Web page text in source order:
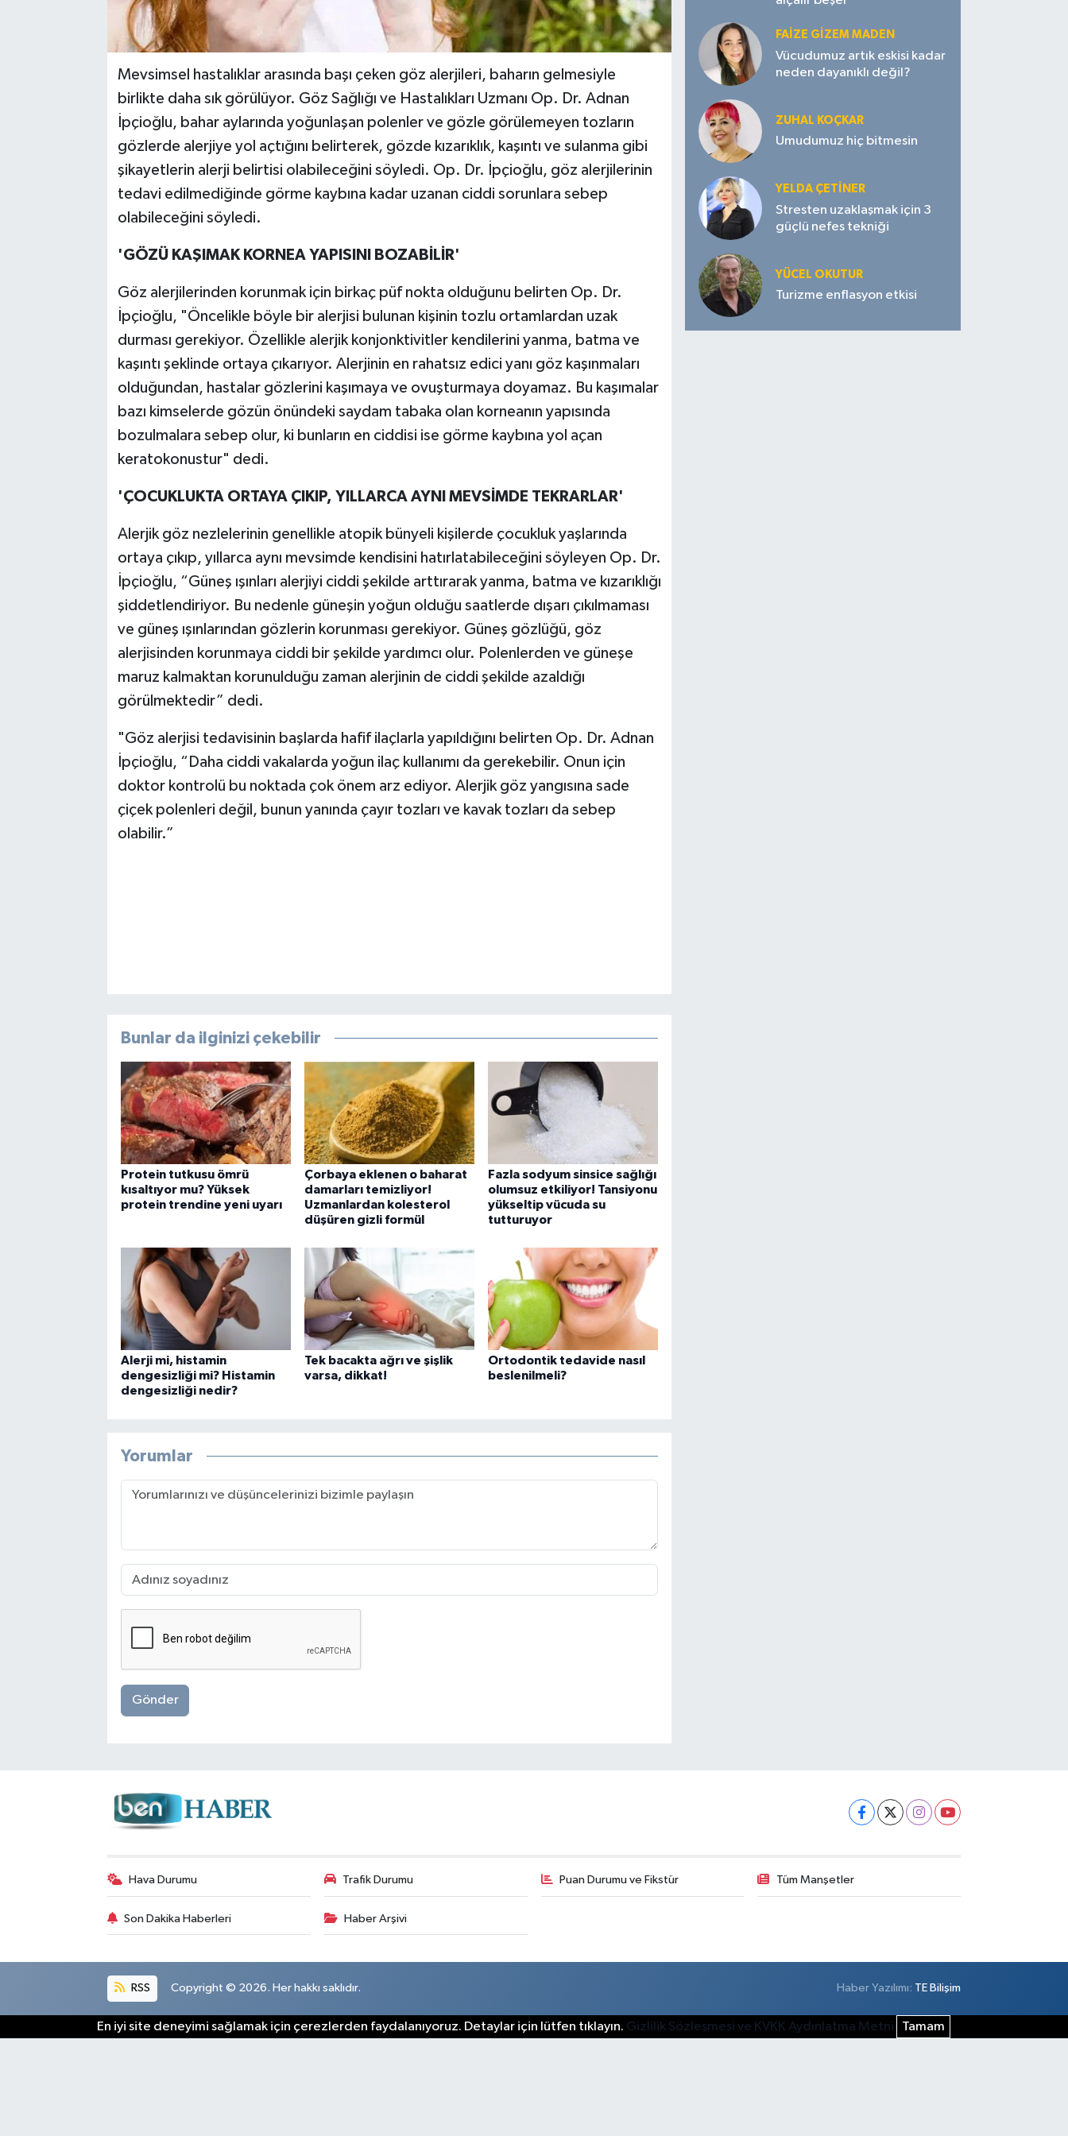
Mevsimsel hastalıklar arasında başı çeken göz alerjileri, baharın gelmesiyle
birlikte daha sık görülüyor. Göz Sağlığı ve Hastalıkları Uzmanı Op. Dr. Adnan
İpçioğlu, bahar aylarında yoğunlaşan polenler ve gözle görülemeyen tozların
gözlerde alerjiye yol açtığını belirterek, gözde kızarıklık, kaşıntı ve sulanma gibi
şikayetlerin alerji belirtisi olabileceğini söyledi. Op. Dr. İpçioğlu, göz alerjilerinin
tedavi edilmediğinde görme kaybına kadar uzanan ciddi sorunlara sebep
olabileceğini söyledi.
'GÖZÜ KAŞIMAK KORNEA YAPISINI BOZABİLİR'
Göz alerjilerinden korunmak için birkaç püf nokta olduğunu belirten Op. Dr.
İpçioğlu, "Öncelikle böyle bir alerjisi bulunan kişinin tozlu ortamlardan uzak
durması gerekiyor. Özellikle alerjik konjonktivitler kendilerini yanma, batma ve
kaşıntı şeklinde ortaya çıkarıyor. Alerjinin en rahatsız edici yanı göz kaşınmaları
olduğundan, hastalar gözlerini kaşımaya ve ovuşturmaya doyamaz. Bu kaşımalar
bazı kimselerde gözün önündeki saydam tabaka olan korneanın yapısında
bozulmalara sebep olur, ki bunların en ciddisi ise görme kaybına yol açan
keratokonustur" dedi.
'ÇOCUKLUKTA ORTAYA ÇIKIP, YILLARCA AYNI MEVSİMDE TEKRARLAR'
Alerjik göz nezlelerinin genellikle atopik bünyeli kişilerde çocukluk yaşlarında
ortaya çıkıp, yıllarca aynı mevsimde kendisini hatırlatabileceğini söyleyen Op. Dr.
İpçioğlu, “Güneş ışınları alerjiyi ciddi şekilde arttırarak yanma, batma ve kızarıklığı
şiddetlendiriyor. Bu nedenle güneşin yoğun olduğu saatlerde dışarı çıkılmaması
ve güneş ışınlarından gözlerin korunması gerekiyor. Güneş gözlüğü, göz
alerjisinden korunmaya ciddi bir şekilde yardımcı olur. Polenlerden ve güneşe
maruz kalmaktan korunulduğu zaman alerjinin de ciddi şekilde azaldığı
görülmektedir” dedi.
"Göz alerjisi tedavisinin başlarda hafif ilaçlarla yapıldığını belirten Op. Dr. Adnan
İpçioğlu, “Daha ciddi vakalarda yoğun ilaç kullanımı da gerekebilir. Onun için
doktor kontrolü bu noktada çok önem arz ediyor. Alerjik göz yangısına sade
çiçek polenleri değil, bunun yanında çayır tozları ve kavak tozları da sebep
olabilir.”
Bunlar da ilginizi çekebilir
Protein tutkusu ömrü
kısaltıyor mu? Yüksek
protein trendine yeni uyarı
Çorbaya eklenen o baharat
damarları temizliyor!
Uzmanlardan kolesterol
düşüren gizli formül
Fazla sodyum sinsice sağlığı
olumsuz etkiliyor! Tansiyonu
yükseltip vücuda su
tutturuyor
Alerji mi, histamin
dengesizliği mi? Histamin
dengesizliği nedir?
Tek bacakta ağrı ve şişlik
varsa, dikkat!
Ortodontik tedavide nasıl
beslenilmeli?
Yorumlar
Gönder
FAIZE GIZEM MADEN
Vücudumuz artık eskisi kadar
neden dayanıklı değil?
ZUHAL KOÇKAR
Umudumuz hiç bitmesin
YELDA ÇETİNER
Stresten uzaklaşmak için 3
güçlü nefes tekniği
YÜCEL OKUTUR
Turizme enflasyon etkisi
Hava Durumu Trafik Durumu Puan Durumu ve Fikstür Tüm Manşetler
Son Dakika Haberleri Haber Arşivi
RSS Copyright © 2026. Her hakkı saklıdır. Haber Yazılımı: TE Bilişim
En iyi site deneyimi sağlamak için çerezlerden faydalanıyoruz. Detaylar için lütfen tıklayın. Gizlilik Sözleşmesi ve KVKK Aydınlatma Metni Tamam